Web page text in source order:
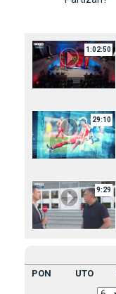
1:02:50
29:10
9:29
PON UTO